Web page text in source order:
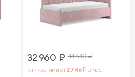
32 960 ₽ 44 840₽
или частями от2 746₽ в мес.